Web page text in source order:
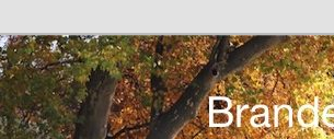
Hunting Club
in Berlin und Brandenburg